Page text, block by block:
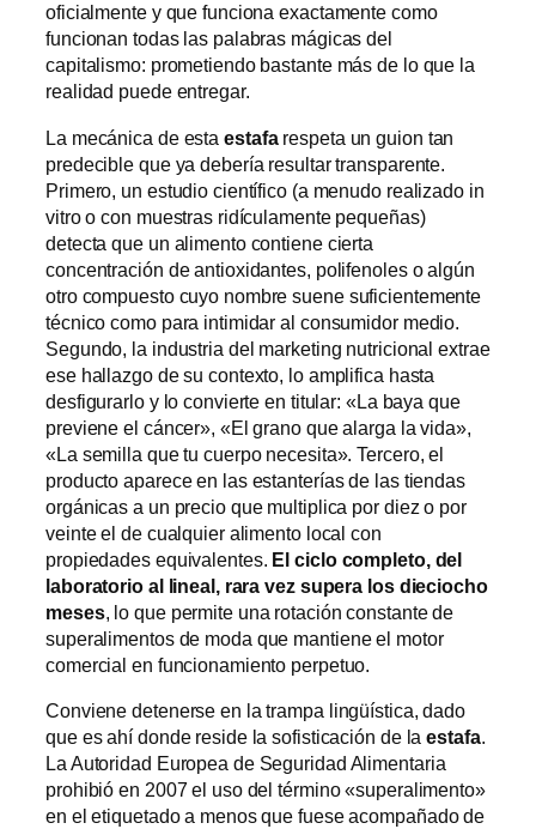
oficialmente y que funciona exactamente como
funcionan todas las palabras mágicas del
capitalismo: prometiendo bastante más de lo que la
realidad puede entregar.
La mecánica de esta estafarespeta un guion tan
predecible que ya debería resultar transparente.
Primero, un estudio científico (a menudo realizado in
vitro o con muestras ridículamente pequeñas)
detecta que un alimento contiene cierta
concentración de antioxidantes, polifenoles o algún
otro compuesto cuyo nombre suene suficientemente
técnico como para intimidar al consumidor medio.
Segundo, la industria del marketing nutricional extrae
ese hallazgo de su contexto, lo amplifica hasta
desfigurarlo y lo convierte en titular: «La baya que
previene el cáncer», «El grano que alarga la vida»,
«La semilla que tu cuerpo necesita». Tercero, el
producto aparece en las estanterías de las tiendas
orgánicas a un precio que multiplica por diez o por
veinte el de cualquier alimento local con
propiedades equivalentes. El ciclo completo, del
laboratorio al lineal, rara vez supera los dieciocho
meses, lo que permite una rotación constante de
superalimentos de moda que mantiene el motor
comercial en funcionamiento perpetuo.
Conviene detenerse en la trampa lingüística, dado
que es ahí donde reside la sofisticación de laestafa.
La Autoridad Europea de Seguridad Alimentaria
prohibió en 2007 el uso del término «superalimento»
en el etiquetado a menos que fuese acompañado de